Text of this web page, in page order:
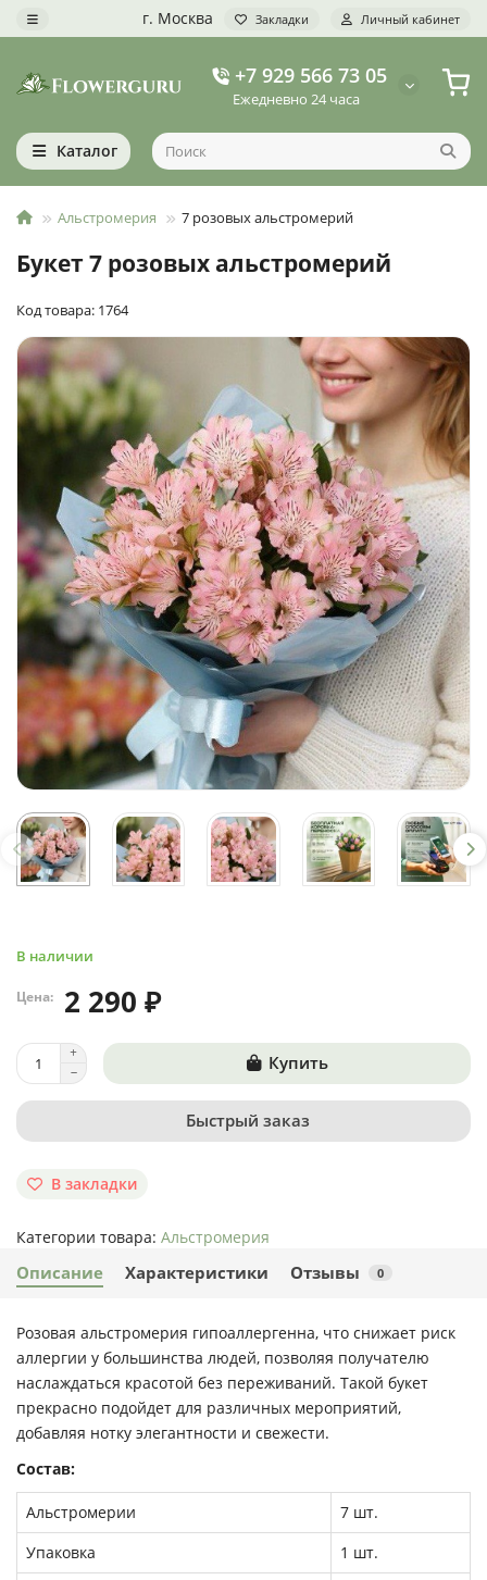
г. Москва Закладки Личный кабинет
+7 929 566 73 05
Ежедневно 24 часа
Каталог
Альстромерия 7 розовых альстромерий
Букет 7 розовых альстромерий
Код товара: 1764
В наличии
Цена: 2 290 ₽
Купить
Быстрый заказ
В закладки
Категории товара: Альстромерия
Описание Характеристики Отзывы 0
Розовая альстромерия гипоаллергенна, что снижает риск
аллергии у большинства людей, позволяя получателю
наслаждаться красотой без переживаний. Такой букет
прекрасно подойдет для различных мероприятий,
добавляя нотку элегантности и свежести.
Состав:
Альстромерии
7 шт.
Упаковка
1 шт.